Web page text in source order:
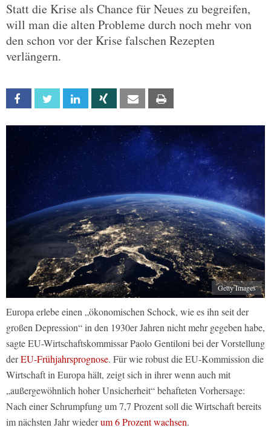
Statt die Krise als Chance für Neues zu begreifen,
will man die alten Probleme durch noch mehr von
den schon vor der Krise falschen Rezepten
verlängern.
Facebook Twitter Linkedin Xing Email
Getty Images
Europa erlebe einen „ökonomischen Schock, wie es ihn seit der
großen Depression“ in den 1930er Jahren nicht mehr gegeben habe,
sagte EU-Wirtschaftskommissar Paolo Gentiloni bei der Vorstellung
derEU-Frühjahrsprognose. Für wie robust die EU-Kommission die
Wirtschaft in Europa hält, zeigt sich in ihrer wenn auch mit
„außergewöhnlich hoher Unsicherheit“ behafteten Vorhersage:
Nach einer Schrumpfung um 7,7 Prozent soll die Wirtschaft bereits
im nächsten Jahr wiederum 6 Prozent wachsen.